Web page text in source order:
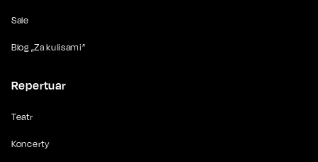
Sale
Blog „Za kulisami”
Repertuar
Teatr
Koncerty